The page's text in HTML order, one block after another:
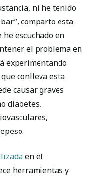
ni he tenido
comparto esta
escuchado en
el problema en
experimentando
conlleva esta
causar graves
diabetes,
en el
herramientas y